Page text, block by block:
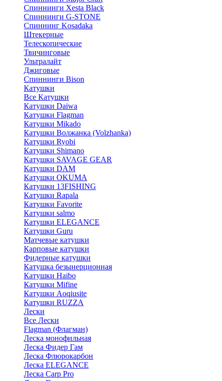
Спиннинги Xesta Black
Спиннинги G-STONE
Спиннинг Kosadaka
Штекерные
Телескопические
Твичинговые
Ультралайт
Джиговые
Спиннинги Bison
Катушки
Все Катушки
Катушки Daiwa
Катушки Flagman
Катушки Mikado
Катушки Волжанка (Volzhanka)
Катушки Ryobi
Катушки Shimano
Катушки SAVAGE GEAR
Катушки DAM
Катушки OKUMA
Катушки 13FISHING
Катушки Rapala
Катушки Favorite
Катушки salmo
Катушки ELEGANCE
Катушки Guru
Матчевые катушки
Карповые катушки
Фидерные катушки
Катушка безынерционная
Катушки Haibo
Катушки Mifine
Катушки Aoqiusite
Катушки RUZZA
Лески
Все Лески
Flagman (Флагман)
Леска монофильная
Леска Фидер Гам
Леска Флюрокарбон
Леска ELEGANCE
Леска Carp Pro